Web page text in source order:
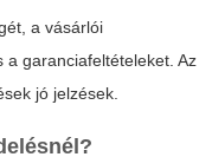
a vásárlói
a garanciafeltételeket. Az
jó jelzések.